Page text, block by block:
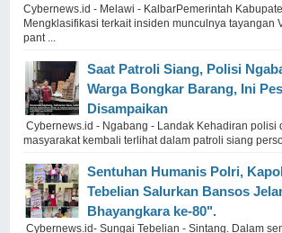
Cybernews.id - Melawi - KalbarPemerintah
Mengklasifikasi terkait insiden munculnya tayangan
pant ...
Saat Patroli Siang, Polisi
Warga Bongkar Barang, Ini
Disampaikan
Cybernews.id - Ngabang - Landak Kehadiran polisi
masyarakat kembali terlihat dalam patroli siang
Sentuhan Humanis Polri,
Tebelian Salurkan Bansos
Bhayangkara ke-80".
Cybernews.id- Sungai Tebelian - Sintang. Dalam